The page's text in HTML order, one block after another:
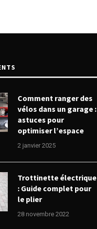
Comment ranger des
vélos dans un garage :
astuces pour
optimiser l’espace
2 janvier 2025
Trottinette électrique
: Guide complet pour
le plier
28 novembre 2022